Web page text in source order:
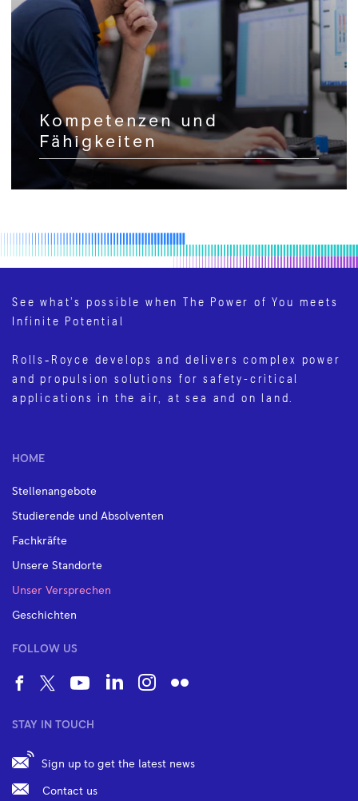
Kompetenzen und
Fähigkeiten
See what’s possible when The Power of You meets
Infinite Potential
Rolls‑Royce develops and delivers complex power
and propulsion solutions for safety-critical
applications in the air, at sea and on land.
HOME
Stellenangebote
Studierende und Absolventen
Fachkräfte
Unsere Standorte
Unser Versprechen
Geschichten
FOLLOW US
STAY IN TOUCH
Sign up to get the latest news
Contact us